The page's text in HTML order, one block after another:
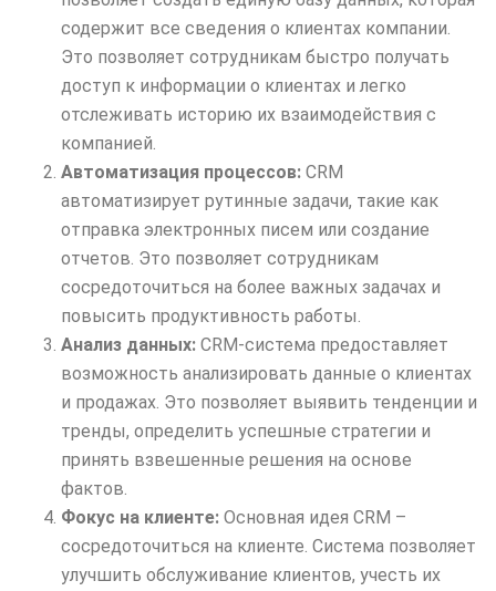
содержит все сведения о клиентах компании.
Это позволяет сотрудникам быстро получать
доступ к информации о клиентах и легко
отслеживать историю их взаимодействия с
компанией.
Автоматизация процессов: CRM
автоматизирует рутинные задачи, такие как
отправка электронных писем или создание
отчетов. Это позволяет сотрудникам
сосредоточиться на более важных задачах и
повысить продуктивность работы.
Анализ данных: CRM-система предоставляет
возможность анализировать данные о клиентах
и продажах. Это позволяет выявить тенденции и
тренды, определить успешные стратегии и
принять взвешенные решения на основе
фактов.
Фокус на клиенте: Основная идея CRM –
сосредоточиться на клиенте. Система позволяет
улучшить обслуживание клиентов, учесть их